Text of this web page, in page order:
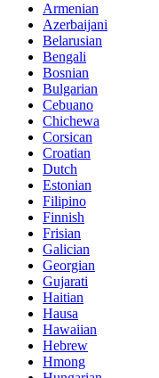
Armenian
Azerbaijani
Belarusian
Bengali
Bosnian
Bulgarian
Cebuano
Chichewa
Corsican
Croatian
Dutch
Estonian
Filipino
Finnish
Frisian
Galician
Georgian
Gujarati
Haitian
Hausa
Hawaiian
Hebrew
Hmong